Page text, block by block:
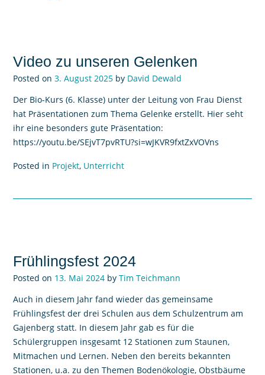
Video zu unseren Gelenken
Posted on 3. August 2025 by David Dewald
Der Bio-Kurs (6. Klasse) unter der Leitung von Frau Dienst
hat Präsentationen zum Thema Gelenke erstellt. Hier seht
ihr eine besonders gute Präsentation:
https://youtu.be/SEjvT7pvRTU?si=wJKVR9fxtZxVOVns
Posted in Projekt, Unterricht
Frühlingsfest 2024
Posted on 13. Mai 2024 by Tim Teichmann
Auch in diesem Jahr fand wieder das gemeinsame
Frühlingsfest der drei Schulen aus dem Schulzentrum am
Gajenberg statt. In diesem Jahr gab es für die
Schülergruppen insgesamt 12 Stationen zum Staunen,
Mitmachen und Lernen. Neben den bereits bekannten
Stationen, u.a. zu den Themen Bodenökologie, Obstbäume